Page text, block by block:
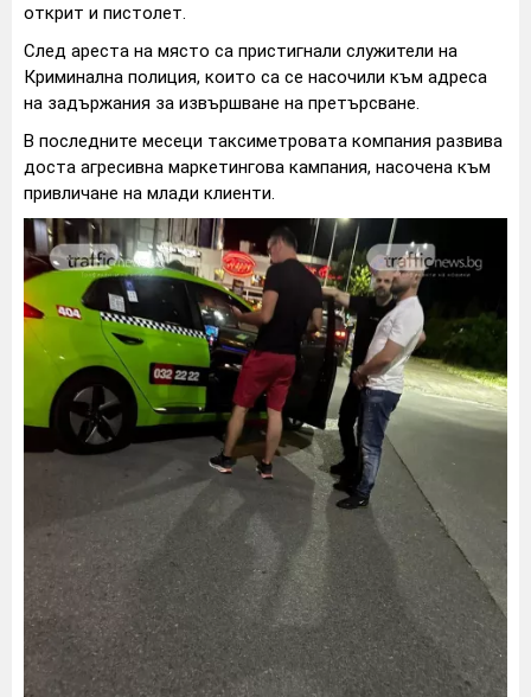
открит и пистолет.
След ареста на място са пристигнали служители на
Криминална полиция, които са се насочили към адреса
на задържания за извършване на претърсване.
В последните месеци таксиметровата компания развива
доста агресивна маркетингова кампания, насочена към
привличане на млади клиенти.